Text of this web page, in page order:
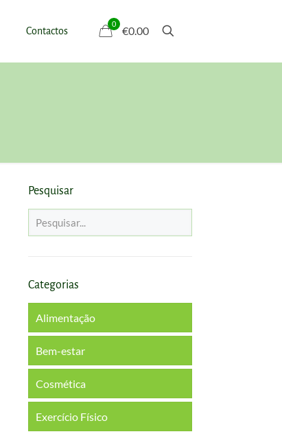
Contactos
0
€0.00
Pesquisar
Categorias
Alimentação
Bem-estar
Cosmética
Exercício Físico